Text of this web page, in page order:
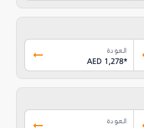
العودة
AED 1,278*
العودة